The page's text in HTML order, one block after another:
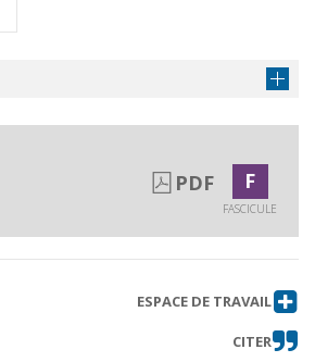
PDF F
FASCICULE
ESPACE DE TRAVAIL
CITER